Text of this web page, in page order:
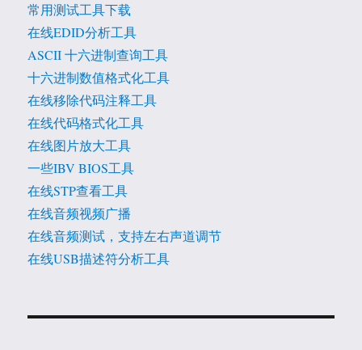
常用测试工具下载
在线EDID分析工具
ASCII 十六进制查询工具
十六进制数值格式化工具
在线移除代码注释工具
在线代码格式化工具
在线图片放大工具
一些IBV BIOS工具
在线STP查看工具
在线音频视频广播
在线音频测试，支持左右声道调节
在线USB描述符分析工具